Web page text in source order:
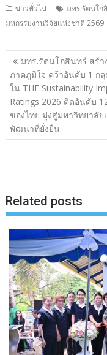
ข่าวทั่วไป
มทร.รัตนโก
มหกรรมงานวิจัยแห่งชาติ 2569
แนะแนว
เรื่อง
มทร.รัตนโกสินทร์ สร้า
ภาคภูมิใจ คว้าอันดับ 1 ก
ใน THE Sustainability
Ratings 2026 ติดอันดับ
ของไทย มุ่งสู่มหาวิทยาลัย
พัฒนาที่ยั่งยืน
Related posts